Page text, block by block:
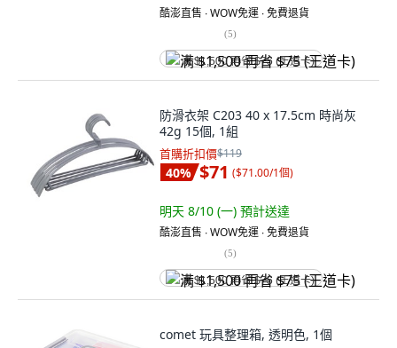
酷澎直售 ∙ WOW免運 ∙ 免費退貨
(5)
满 $1,500 再省 $75 (王道卡)
防滑衣架 C203 40 x 17.5cm 時尚灰
42g 15個, 1組
首購折扣價$119
40% $71 ($71.00/1個)
明天 8/10 (一) 預計送達
酷澎直售 ∙ WOW免運 ∙ 免費退貨
(5)
满 $1,500 再省 $75 (王道卡)
comet 玩具整理箱, 透明色, 1個